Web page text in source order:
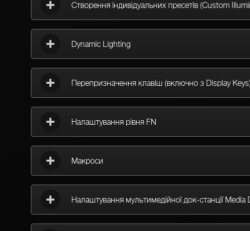
Створення індивідуальних пресетів (Custom
Dynamic Lighting
Перепризначення клавіш (включно з Display Keys)
Налаштування рівня FN
Макроси
Налаштування мультимедійної док-станції Media